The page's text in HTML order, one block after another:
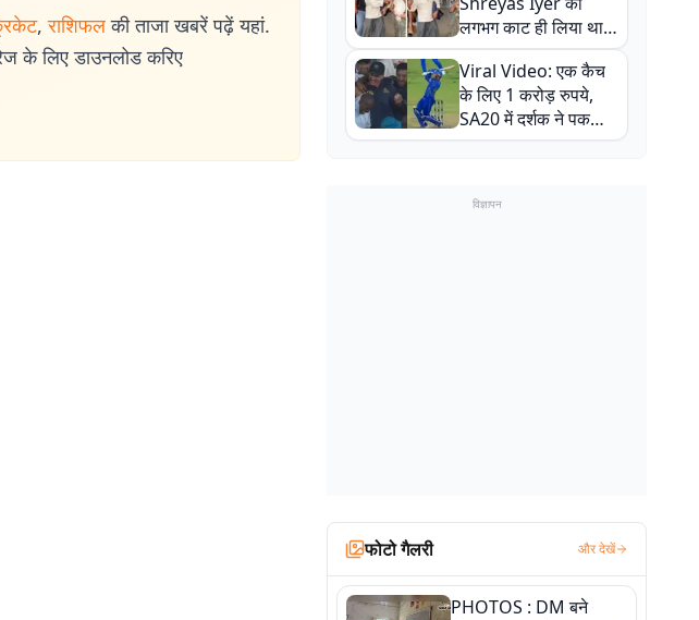
, राशिफल की ताजा खबरें पढ़ें यहां.
के लिए डाउनलोड करिए
लगभग काट ही लिया था,
न्यूजीलैंड सीरीज से पहले
बाल-बाल बचे
Viral Video: एक कैच
के लिए 1 करोड़ रुपये,
SA20 में दर्शक ने पकड़ा
एक हाथ से गजब का कैच
विज्ञापन
फोटो गैलरी और देखें
PHOTOS : DM बने